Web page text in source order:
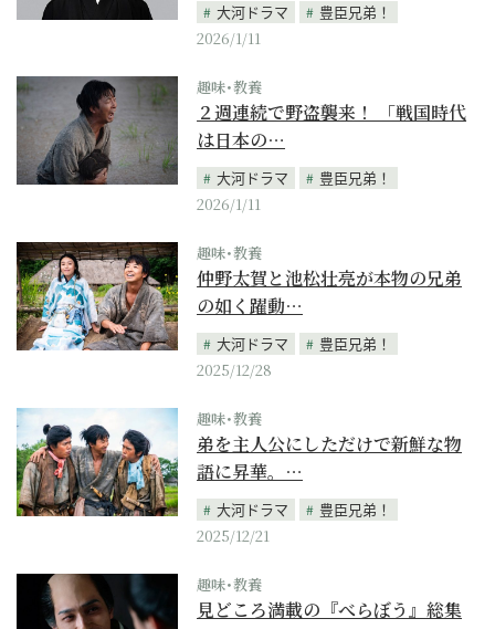
大河ドラマ
豊臣兄弟！
2026/1/11
趣味･教養
２週連続で野盗襲来！ 「戦国時代
は日本の…
大河ドラマ
豊臣兄弟！
2026/1/11
趣味･教養
仲野太賀と池松壮亮が本物の兄弟
の如く躍動…
大河ドラマ
豊臣兄弟！
2025/12/28
趣味･教養
弟を主人公にしただけで新鮮な物
語に昇華。…
大河ドラマ
豊臣兄弟！
2025/12/21
趣味･教養
見どころ満載の『べらぼう』総集